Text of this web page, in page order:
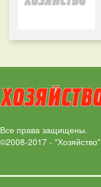
Все права защищены.
©2008-2017 - "Хозяйство"